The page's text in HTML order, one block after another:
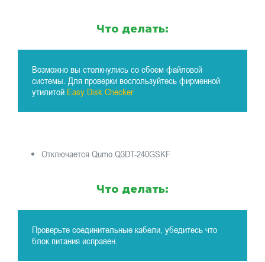
Что делать:
Возможно вы столкнулись со сбоем файловой
системы. Для проверки воспользуйтесь фирменной
утилитой Easy Disk Checker
Отключается Qumo Q3DT-240GSKF
Что делать:
Проверьте соединительные кабели, убедитесь что
блок питания исправен.